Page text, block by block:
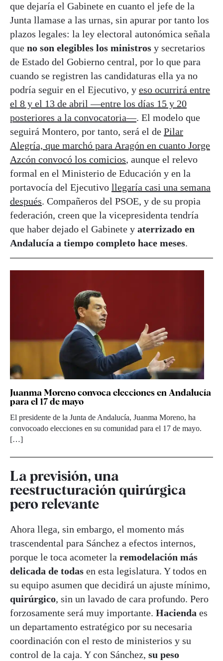
que dejaría el Gabinete en cuanto el jefe de la
Junta llamase a las urnas, sin apurar por tanto los
plazos legales: la ley electoral autonómica señala
que no son elegibles los ministros y secretarios
de Estado del Gobierno central, por lo que para
cuando se registren las candidaturas ella ya no
podría seguir en el Ejecutivo, y eso ocurrirá entre
el 8 y el 13 de abril —entre los días 15 y 20
posteriores a la convocatoria—. El modelo que
seguirá Montero, por tanto, será el de Pilar
Alegría, que marchó para Aragón en cuanto Jorge
Azcón convocó los comicios, aunque el relevo
formal en el Ministerio de Educación y en la
portavocía del Ejecutivo llegaría casi una semana
después. Compañeros del PSOE, y de su propia
federación, creen que la vicepresidenta tendría
que haber dejado el Gabinete y aterrizado en
Andalucía a tiempo completo hace meses.
Juanma Moreno convoca elecciones en Andalucía
para el 17 de mayo
El presidente de la Junta de Andalucía, Juanma Moreno, ha
convocoado elecciones en su comunidad para el 17 de mayo.
[…]
La previsión, una
reestructuración quirúrgica
pero relevante
Ahora llega, sin embargo, el momento más
trascendental para Sánchez a efectos internos,
porque le toca acometer la remodelación más
delicada de todas en esta legislatura. Y todos en
su equipo asumen que decidirá un ajuste mínimo,
quirúrgico, sin un lavado de cara profundo. Pero
forzosamente será muy importante. Hacienda es
un departamento estratégico por su necesaria
coordinación con el resto de ministerios y su
control de la caja. Y con Sánchez, su peso